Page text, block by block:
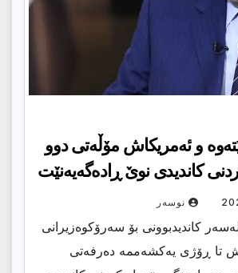
و ئەمریكاش مۆڵەتی دوو
كاندیدی نوێ ڕادەگەیەنێت
نوسەر
كاندیدبوونی بۆ سەرۆكوەزیرانی
تا ڕۆژی یەكشەممە دەرفەتی